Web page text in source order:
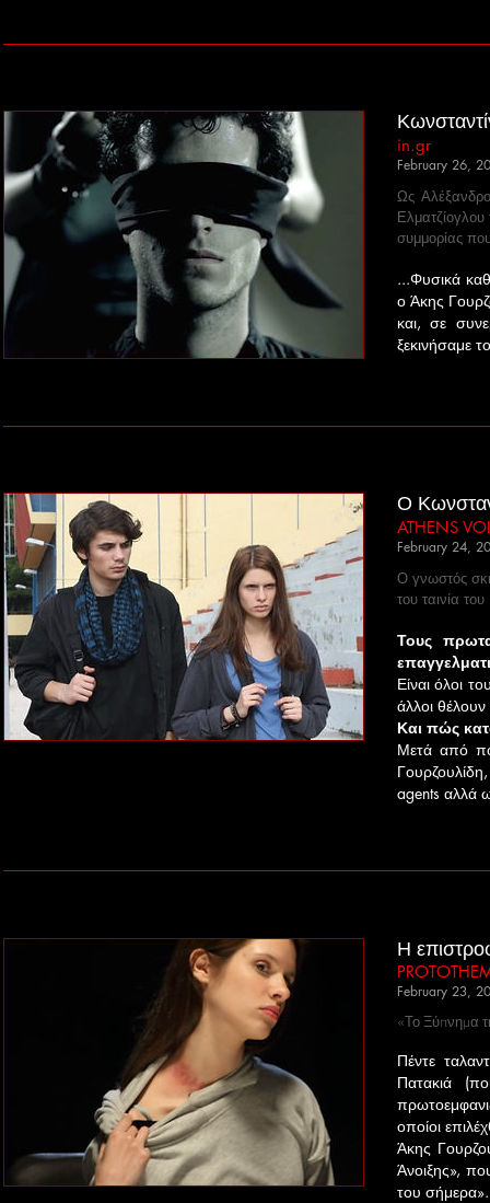
in.gr
February 26,
Ως
συμμορίας
...Φυσικά
ο Άκης
και, σε
ξεκινήσαμε
Ο
ATHENS
February 24,
Ο γνωστός
του ταινία του
Τους
Είναι όλοι
άλλοι
Και πώς
Μετά από
agents αλλά
Η
February 23,
«Το Ξύπνημα
Πέντε
Πατακιά
οποίοι
Άκης
Άνοιξης»,
του σήμερα».